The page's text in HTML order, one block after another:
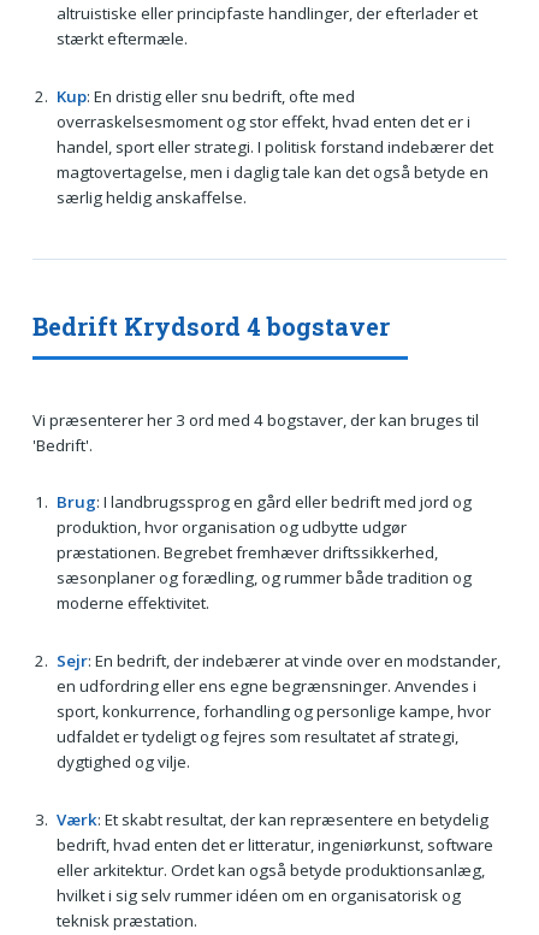
altruistiske eller principfaste handlinger, der efterlader et
stærkt eftermæle.
Kup: En dristig eller snu bedrift, ofte med
overraskelsesmoment og stor effekt, hvad enten det er i
handel, sport eller strategi. I politisk forstand indebærer det
magtovertagelse, men i daglig tale kan det også betyde en
særlig heldig anskaffelse.
Bedrift Krydsord 4 bogstaver
Vi præsenterer her 3 ord med 4 bogstaver, der kan bruges til
'Bedrift'.
Brug: I landbrugssprog en gård eller bedrift med jord og
produktion, hvor organisation og udbytte udgør
præstationen. Begrebet fremhæver driftssikkerhed,
sæsonplaner og forædling, og rummer både tradition og
moderne effektivitet.
Sejr: En bedrift, der indebærer at vinde over en modstander,
en udfordring eller ens egne begrænsninger. Anvendes i
sport, konkurrence, forhandling og personlige kampe, hvor
udfaldet er tydeligt og fejres som resultatet af strategi,
dygtighed og vilje.
Værk: Et skabt resultat, der kan repræsentere en betydelig
bedrift, hvad enten det er litteratur, ingeniørkunst, software
eller arkitektur. Ordet kan også betyde produktionsanlæg,
hvilket i sig selv rummer idéen om en organisatorisk og
teknisk præstation.